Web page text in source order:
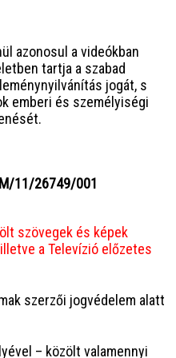
azonosul a videókban
tartja a szabad
jogát, s
emberi és személyiségi
11/26749/001
szövegek és képek
a Televízió előzetes
szerzői jogvédelem alatt
– közölt valamennyi